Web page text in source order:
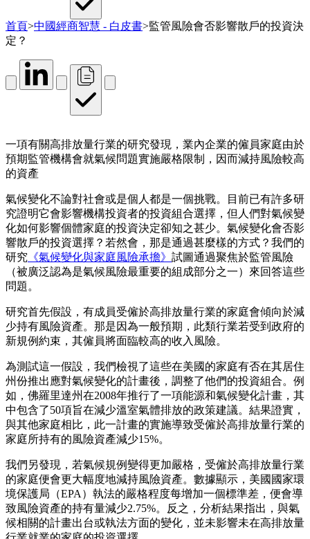
首頁>中國經商智慧 - 白皮書>監管風險會否影響散戶的投資決
定？
一項有關高排放量行業的研究發現，業內企業的僱員家庭由於
預期監管機構會就氣候問題實施嚴格限制，因而減持風險較高
的資產
氣候變化不論對社會或是個人都是一個挑戰。目前已有許多研
究證明它會影響機構投資者的投資組合選擇，但人們對氣候變
化如何影響個體家庭的投資決定卻知之甚少。氣候變化會否影
響散戶的投資選擇？若然會，那是通過甚麼樣的方式？我們的
研究 《氣候變化與家庭風險承擔》 試圖通過聚焦於監管風險
（被廣泛認為是氣候風險最重要的組成部分之一）來回答這些
問題。
研究首先假設，有成員受僱於高排放量行業的家庭會傾向於減
少持有風險資產。那是因為一般預期，此類行業若受到政府的
新規例約束，其僱員將面臨較高的收入風險。
為測試這一假設，我們檢視了這些在美國的家庭有否在其居住
州份推出應對氣候變化的計畫後，調整了他們的投資組合。例
如，佛羅里達州在2008年推行了一項能源和氣候變化計畫，其
中包含了50項旨在減少溫室氣體排放的政策建議。結果證實，
與其他家庭相比，此一計畫的實施導致受僱於高排放量行業的
家庭所持有的風險資產減少15%。
我們另發現，若氣候規例變得更加嚴格，受僱於高排放量行業
的家庭便會更大幅度地減持風險資產。數據顯示，美國國家環
境保護局（EPA）執法的嚴格程度每增加一個標準差，便會導
致風險資產的持有量減少2.75%。反之，分析結果指出，與氣
候相關的計畫出台或執法方面的變化，並未影響未在高排放量